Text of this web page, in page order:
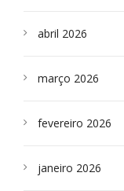
abril 2026
março 2026
fevereiro 2026
janeiro 2026